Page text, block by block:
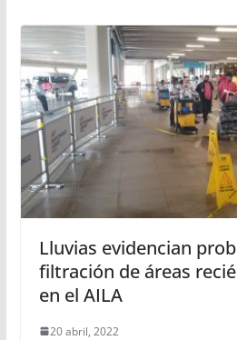
Lluvias evidencian
filtración de áreas
en el AILA
20 abril, 2022